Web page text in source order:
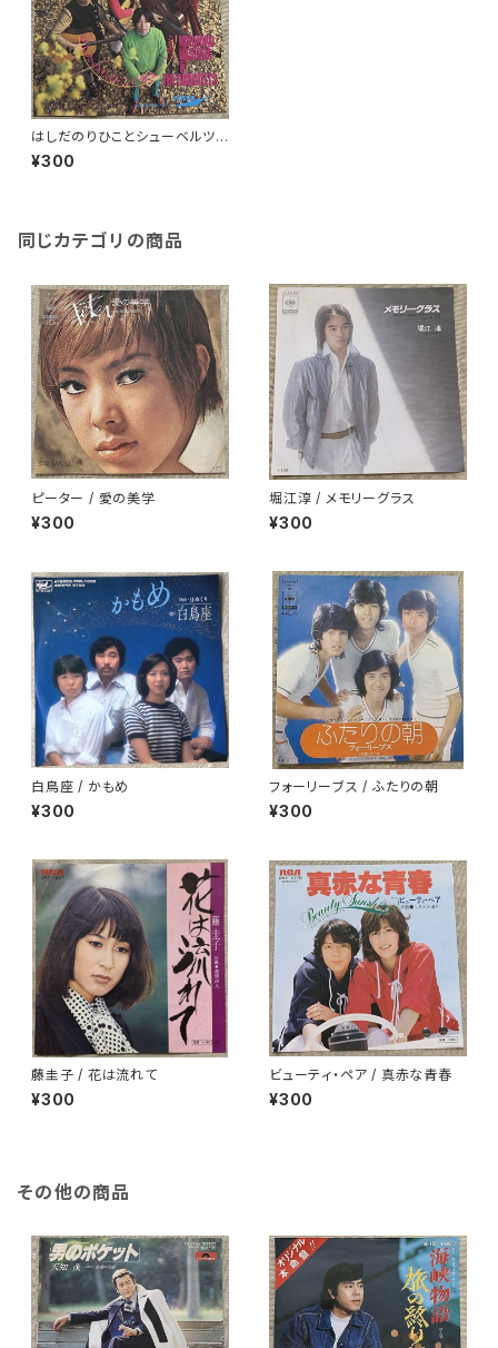
はしだのりひことシューベルツ /
風
¥300
同じカテゴリの商品
ピーター / 愛の美学
¥300
堀江淳 / メモリーグラス
¥300
白鳥座 / かもめ
¥300
フォーリーブス / ふたりの朝
¥300
藤圭子 / 花は流れて
¥300
ビューティ・ペア / 真赤な青春
¥300
その他の商品